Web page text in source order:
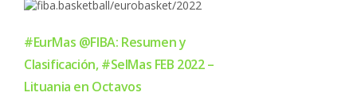
#EurMas @FIBA: Resumen y
Clasificación, #SelMas FEB 2022 –
Lituania en Octavos